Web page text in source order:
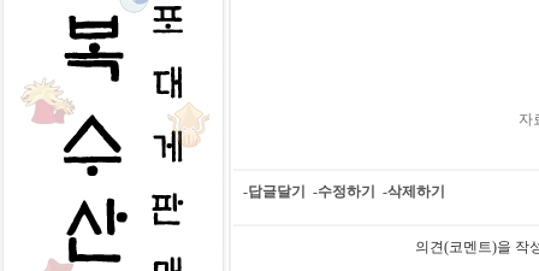
자
-답글달기 -수정하기 -삭제하기
의견(코멘트)을 작